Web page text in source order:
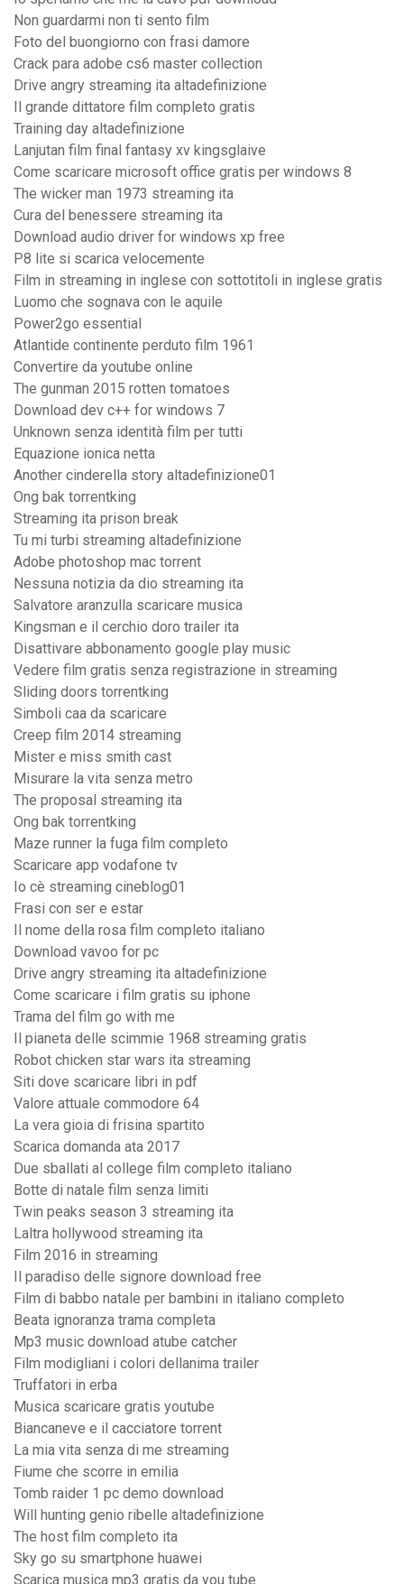
Non guardarmi non ti sento film
Foto del buongiorno con frasi damore
Crack para adobe cs6 master collection
Drive angry streaming ita altadefinizione
Il grande dittatore film completo gratis
Training day altadefinizione
Lanjutan film final fantasy xv kingsglaive
Come scaricare microsoft office gratis per windows 8
The wicker man 1973 streaming ita
Cura del benessere streaming ita
Download audio driver for windows xp free
P8 lite si scarica velocemente
Film in streaming in inglese con sottotitoli in inglese gratis
Luomo che sognava con le aquile
Power2go essential
Atlantide continente perduto film 1961
Convertire da youtube online
The gunman 2015 rotten tomatoes
Download dev c++ for windows 7
Unknown senza identità film per tutti
Equazione ionica netta
Another cinderella story altadefinizione01
Ong bak torrentking
Streaming ita prison break
Tu mi turbi streaming altadefinizione
Adobe photoshop mac torrent
Nessuna notizia da dio streaming ita
Salvatore aranzulla scaricare musica
Kingsman e il cerchio doro trailer ita
Disattivare abbonamento google play music
Vedere film gratis senza registrazione in streaming
Sliding doors torrentking
Simboli caa da scaricare
Creep film 2014 streaming
Mister e miss smith cast
Misurare la vita senza metro
The proposal streaming ita
Ong bak torrentking
Maze runner la fuga film completo
Scaricare app vodafone tv
Io cè streaming cineblog01
Frasi con ser e estar
Il nome della rosa film completo italiano
Download vavoo for pc
Drive angry streaming ita altadefinizione
Come scaricare i film gratis su iphone
Trama del film go with me
Il pianeta delle scimmie 1968 streaming gratis
Robot chicken star wars ita streaming
Siti dove scaricare libri in pdf
Valore attuale commodore 64
La vera gioia di frisina spartito
Scarica domanda ata 2017
Due sballati al college film completo italiano
Botte di natale film senza limiti
Twin peaks season 3 streaming ita
Laltra hollywood streaming ita
Film 2016 in streaming
Il paradiso delle signore download free
Film di babbo natale per bambini in italiano completo
Beata ignoranza trama completa
Mp3 music download atube catcher
Film modigliani i colori dellanima trailer
Truffatori in erba
Musica scaricare gratis youtube
Biancaneve e il cacciatore torrent
La mia vita senza di me streaming
Fiume che scorre in emilia
Tomb raider 1 pc demo download
Will hunting genio ribelle altadefinizione
The host film completo ita
Sky go su smartphone huawei
Scarica musica mp3 gratis da you tube